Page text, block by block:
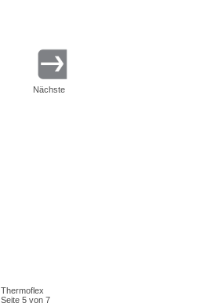
Nächste
Thermoflex
Seite 5 von 7